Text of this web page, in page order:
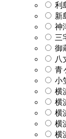
利
新
神
三
御
八
青
小
横
横
横
横
横